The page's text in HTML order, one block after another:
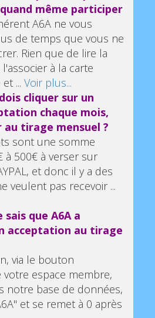
même participer
A6A ne vous
de temps que vous ne
Rien que de lire la
à la carte
et ...Voir plus...
cliquer sur un
chaque mois,
tirage mensuel ?
sont une somme
à 500€ à verser sur
et donc il y a des
veulent pas recevoir ...
que A6A a
acceptation au tirage
via le bouton
votre espace membre,
notre base de données,
et se remet à 0 après